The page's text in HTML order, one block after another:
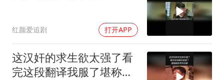
红颜爱追剧 打开APP
这汉奸的求生欲太强了看
完这段翻译我服了堪称翻